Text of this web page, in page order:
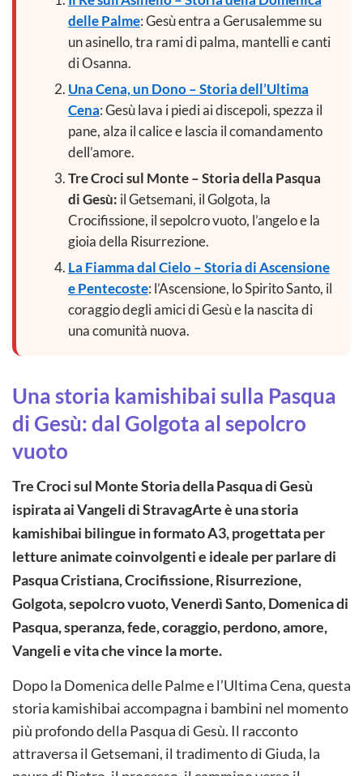
delle Palme: Gesù entra a Gerusalemme su
un asinello, tra rami di palma, mantelli e canti
di Osanna.
Una Cena, un Dono – Storia dell’Ultima
Cena: Gesù lava i piedi ai discepoli, spezza il
pane, alza il calice e lascia il comandamento
dell’amore.
Tre Croci sul Monte – Storia della Pasqua
di Gesù: il Getsemani, il Golgota, la
Crocifissione, il sepolcro vuoto, l’angelo e la
gioia della Risurrezione.
La Fiamma dal Cielo – Storia di Ascensione
e Pentecoste: l’Ascensione, lo Spirito Santo, il
coraggio degli amici di Gesù e la nascita di
una comunità nuova.
Una storia kamishibai sulla Pasqua
di Gesù: dal Golgota al sepolcro
vuoto
Tre Croci sul Monte Storia della Pasqua di Gesù
ispirata ai Vangeli di StravagArte è una storia
kamishibai bilingue in formato A3, progettata per
letture animate coinvolgenti e ideale per parlare di
Pasqua Cristiana, Crocifissione, Risurrezione,
Golgota, sepolcro vuoto, Venerdì Santo, Domenica di
Pasqua, speranza, fede, coraggio, perdono, amore,
Vangeli e vita che vince la morte.
Dopo la Domenica delle Palme e l’Ultima Cena, questa
storia kamishibai accompagna i bambini nel momento
più profondo della Pasqua di Gesù. Il racconto
attraversa il Getsemani, il tradimento di Giuda, la